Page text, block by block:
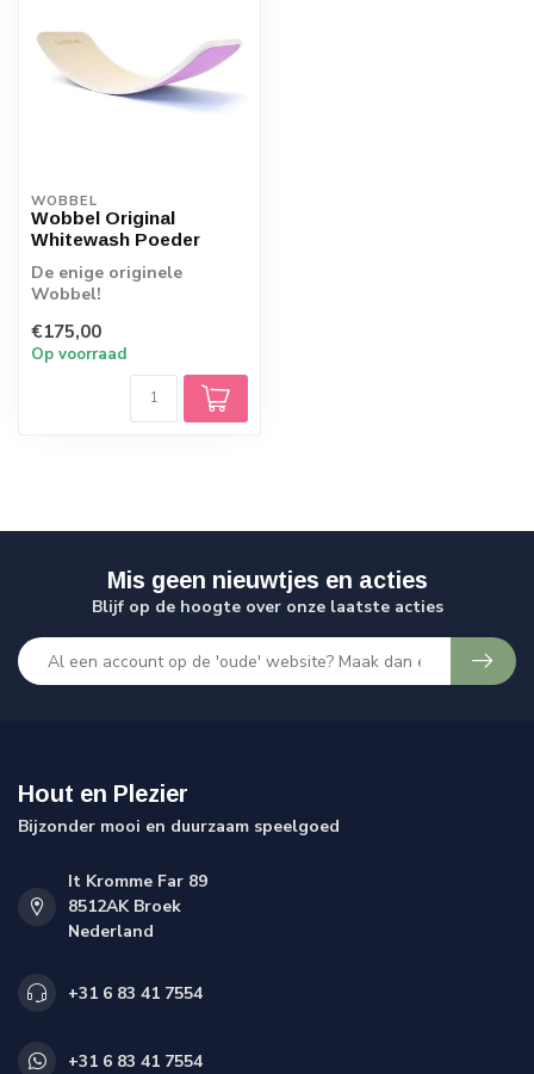
WOBBEL
Wobbel Original
Whitewash Poeder
De enige originele
Wobbel!
uitnodigt tot bewegen,
Wobbels...
€175,00
Op voorraad
Mis geen nieuwtjes en acties
Blijf op de hoogte over onze laatste acties
Hout en Plezier
Bijzonder mooi en duurzaam speelgoed
It Kromme Far 89
8512AK Broek
Nederland
+31 6 83 41 7554
+31 6 83 41 7554